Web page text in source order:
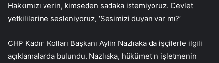
Hakkımızı verin, kimseden sadaka istemiyoruz. Devlet
yetkililerine sesleniyoruz, ‘Sesimizi duyan var mı?’
CHP Kadın Kolları Başkanı Aylin Nazlıaka da işçilerle ilgili
açıklamalarda bulundu. Nazlıaka, hükümetin işletmenin